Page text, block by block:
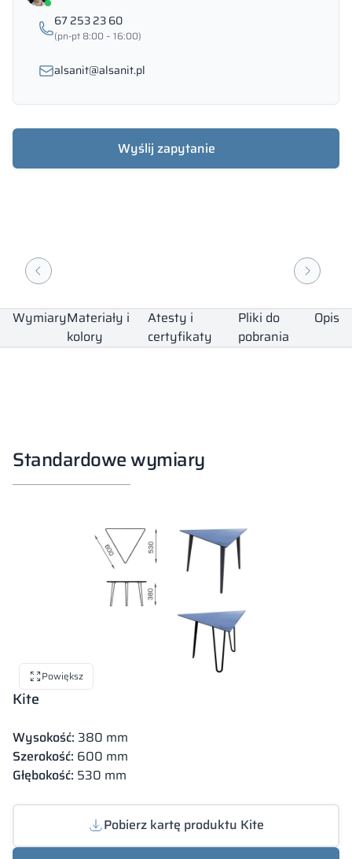
67 253 23 60
(pn-pt 8:00 – 16:00)
alsanit@alsanit.pl
Wyślij zapytanie
WymiaryMateriały i
kolory
Atesty i
certyfikaty
Pliki do
pobrania
Opis
Standardowe wymiary
Powiększ
Kite
Wysokość: 380 mm
Szerokość: 600 mm
Głębokość: 530 mm
Pobierz kartę produktu Kite